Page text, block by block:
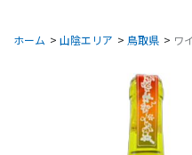
ホーム > 山陰エリア > 鳥取県 > ワ